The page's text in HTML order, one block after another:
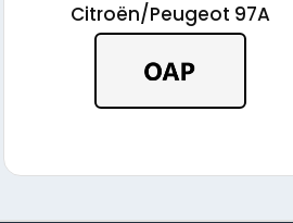
Citroën/Peugeot 97A